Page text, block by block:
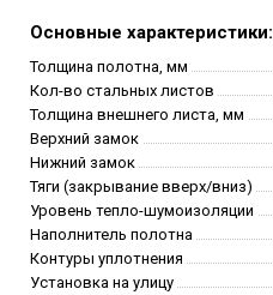
Основные характеристики:
Толщина полотна, мм
Кол-во стальных листов
Толщина внешнего листа, мм
Верхний замок
Нижний замок
Тяги (закрывание вверх/вниз)
Уровень тепло-шумоизоляции
Наполнитель полотна
Контуры уплотнения
Установка на улицу